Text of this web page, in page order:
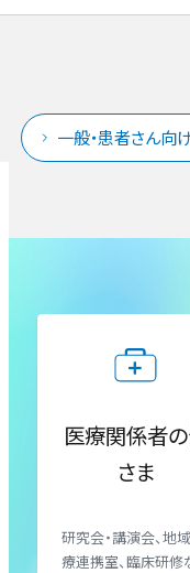
一般・患者さん向
医療関係者
さま
研究会・講演会、地
療連携室、臨床研修